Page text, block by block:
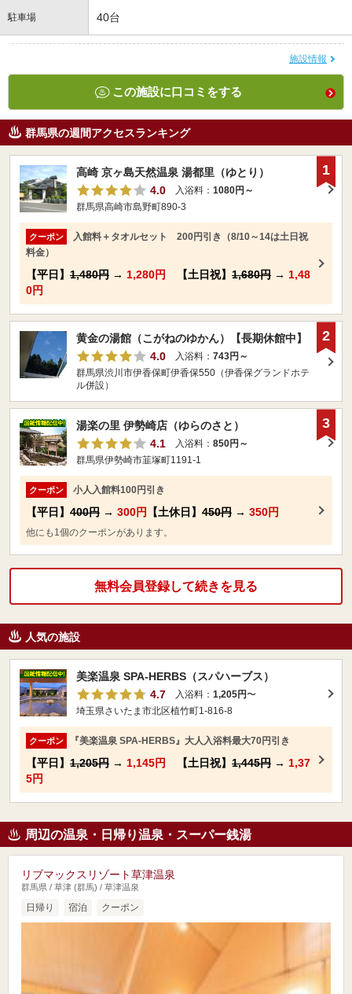
駐車場 40台
施設情報
この施設に口コミをする
群馬県の週間アクセスランキング
高崎 京ヶ島天然温泉 湯都里（ゆとり）
4.0
入浴料： 1080円～
群馬県高崎市島野町890-3
クーポン
入館料＋タオルセット 200円引き（8/10～14は土日祝
料金）
【平日】 1,480円 → 1,280円 【土日祝】 1,680円 → 1,48
0円
1
黄金の湯館（こがねのゆかん）【長期休館中】
4.0
入浴料： 743円～
群馬県渋川市伊香保町伊香保550（伊香保グランドホテ
ル併設）
2
湯楽の里 伊勢崎店（ゆらのさと）
4.1
入浴料： 850円～
群馬県伊勢崎市韮塚町1191-1
クーポン 小人入館料100円引き
【平日】 400円 → 300円 【土休日】 450円 → 350円
他にも1個のクーポンがあります。
3
無料会員登録して続きを見る
人気の施設
美楽温泉 SPA-HERBS（スパハーブス）
4.7
入浴料： 1,205円〜
埼玉県さいたま市北区植竹町1-816-8
クーポン 『美楽温泉 SPA-HERBS』大人入浴料最大70円引き
【平日】 1,205円 → 1,145円 【土日祝】 1,445円 → 1,37
5円
周辺の温泉・日帰り温泉・スーパー銭湯
リブマックスリゾート草津温泉
群馬県 / 草津 (群馬) / 草津温泉
日帰り 宿泊 クーポン